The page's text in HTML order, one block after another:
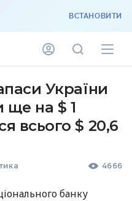
ВСТАНОВИТИ
України
ще на $ 1
всього $ 20,6
4666
банку